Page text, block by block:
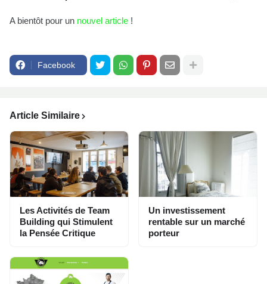
A bientôt pour un nouvel article !
Facebook
Article Similaire
Les Activités de Team
Building qui Stimulent
la Pensée Critique
Un investissement
rentable sur un marché
porteur